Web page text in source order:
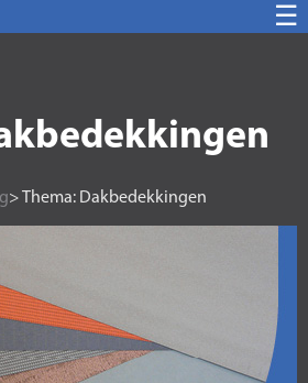
☰
> Thema: Dakbedekkingen